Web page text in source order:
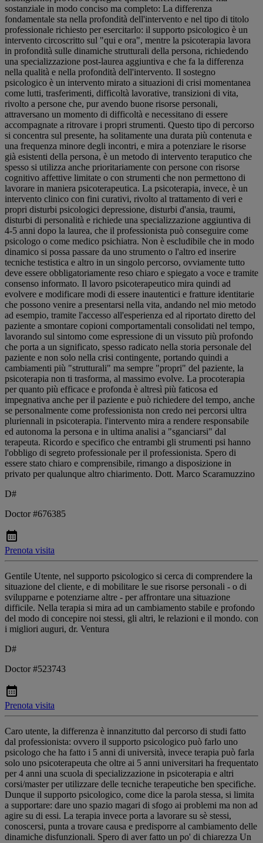
sostanziale in modo conciso ma completo: La differenza
fondamentale sta nella profondità dell'intervento e nel tipo di titolo
professionale richiesto per esercitarlo: il supporto psicologico è un
intervento circoscritto sul "qui e ora", mentre la psicoterapia lavora
in profondità sulle dinamiche strutturali della persona, richiedendo
una specializzazione post-laurea aggiuntiva e che fa la differenza
nella qualità e nella profondità dell'intervento. Il sostegno
psicologico è un intervento mirato a situazioni di crisi momentanea
come lutti, trasferimenti, difficoltà lavorative, transizioni di vita,
rivolto a persone che, pur avendo buone risorse personali,
attraversano un momento di difficoltà e necessitano di essere
accompagnate a ritrovare i propri strumenti. Questo tipo di percorso
si concentra sul presente, ha solitamente una durata più contenuta e
una frequenza minore degli incontri, e mira a potenziare le risorse
già esistenti della persona, è un metodo di intervento teraputico che
spesso si utilizza anche prioritariamente con persone con risorse
cognitivo affettive limitate o con strumenti che non permettono di
lavorare in maniera psicoterapeutica. La psicoterapia, invece, è un
intervento clinico con fini curativi, rivolto al trattamento di veri e
propri disturbi psicologici depressione, disturbi d'ansia, traumi,
disturbi di personalità e richiede una specializzazione aggiuntiva di
4-5 anni dopo la laurea, che il professionista può conseguire come
psicologo o come medico psichiatra. Non è escludibile che in modo
dinamico si possa passare da uno strumento o l'altro ed inserire
tecniche testistica e altro in un singolo percorso, ovviamente tutto
deve essere obbligatoriamente reso chiaro e spiegato a voce e tramite
consenso informato. Il lavoro psicoterapeutico mira quindi ad
evolvere e modificare modi di essere inautentici e fratture identitarie
che possono venire a presentarsi nella vita, andando nel mio metodo
ad esempio, tramite l'accesso all'esperienza ed al riportato diretto del
paziente a smontare copioni comportamentali consolidati nel tempo,
lavorando sul sintomo come espressione di un vissuto più profondo
che porta a un significato, spesso radicato nella storia personale del
paziente e non solo nella crisi contingente, portando quindi a
cambiamenti più "strutturali" ma sempre "propri" del paziente, la
psicoterapia non ti trasforma, al massimo evolve. La procoterapia
per quanto più efficace e profonda è altresì più faticosa ed
impegnativa anche per il paziente e può richiedere del tempo, anche
se personalmente come professionista non credo nei percorsi ultra
pluriennali in psicoterapia. l'intervento mira a rendere responsabile
ed autonoma la persona e in ultima analisi a "sganciarsi" dal
terapeuta. Ricordo e specifico che entrambi gli strumenti psi hanno
l'obbligo di segreto professionale per il professionista. Spero di
essere stato chiaro e comprensibile, rimango a disposizione in
privato per qualunque altro chiarimento. Dott. Marco Scaramuzzino
D#
Doctor #676385
Prenota visita
Gentile Utente, nel supporto psicologico si cerca di comprendere la
situazione del cliente, e di mobilitare le sue risorse personali - o di
svilupparne e potenziarne altre - per affrontare una situazione
difficile. Nella terapia si mira ad un cambiamento stabile e profondo
del modo di concepire noi stessi, gli altri, le relazioni e il mondo. con
i migliori auguri, dr. Ventura
D#
Doctor #523743
Prenota visita
Caro utente, la differenza è innanzitutto dal percorso di studi fatto
dal professionista: ovvero il supporto psicologico può farlo uno
psicologo che ha fatto i 5 anni di università, invece terapia può farla
solo uno psicoterapeuta che oltre ai 5 anni universitari ha frequentato
per 4 anni una scuola di specializzazione in psicoterapia e altri
corsi/master per utilizzare delle tecniche terapeutiche ben specifiche.
Dunque il supporto psicologico, come dice la parola stessa, si limita
a supportare: dare uno spazio magari di sfogo ai problemi ma non ad
agire su di essi. La terapia invece porta a lavorare su sè stessi,
conoscersi, punta a trovare causa e predisporre al cambiamento delle
dinamiche disfunzionali. Spero di aver fatto un po' di chiarezza Un